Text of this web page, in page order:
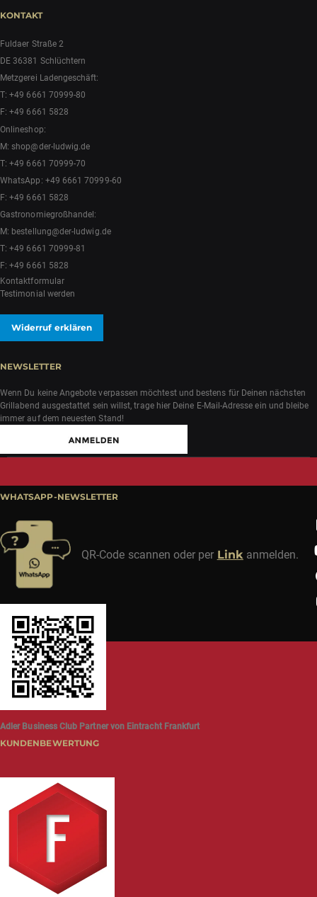
KONTAKT
Fuldaer Straße 2
DE 36381 Schlüchtern
Metzgerei Ladengeschäft:
T:+49 6661 70999-80
F: +49 6661 5828
Onlineshop:
M:shop@der-ludwig.de
T:+49 6661 70999-70
WhatsApp: +49 6661 70999-60
F: +49 6661 5828
Gastronomiegroßhandel:
M: bestellung@der-ludwig.de
T:+49 6661 70999-81
F: +49 6661 5828
Kontaktformular
Testimonial werden
Widerruf erklären
NEWSLETTER
Wenn Du keine Angebote verpassen möchtest und bestens für Deinen nächsten
Grillabend ausgestattet sein willst, trage hier Deine E-Mail-Adresse ein und bleibe
immer auf dem neuesten Stand!
WHATSAPP-NEWSLETTER
QR-Code scannen oder per Link anmelden.
Adler Business Club Partner von Eintracht Frankfurt
KUNDENBEWERTUNG